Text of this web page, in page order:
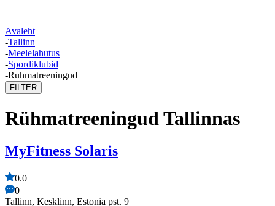
Avaleht
-Tallinn
-Meelelahutus
-Spordiklubid
-Ruhmatreeningud
FILTER
Rühmatreeningud Tallinnas
MyFitness Solaris
0.0
0
Tallinn, Kesklinn, Estonia pst. 9